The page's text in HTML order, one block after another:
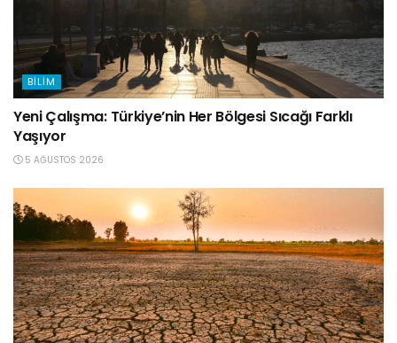
BILIM
Yeni Çalışma: Türkiye’nin Her Bölgesi Sıcağı Farklı
Yaşıyor
5 AĞUSTOS 2026